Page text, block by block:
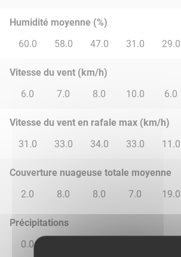
Humidité moyenne (%)
60.0
58.0 47.0 31.0 29.0
Vitesse du vent (km/h)
6.0
7.0 8.0 10.0 6.0
Vitesse du vent en rafale max (km/h)
31.0
33.0 34.0 33.0 11.0
Couverture nuageuse totale moyenne
2.0
8.0 8.0 7.0 19.0
Précipitations
0.0